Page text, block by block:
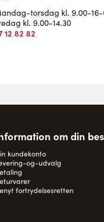
torsdag kl. 9.00-
kl. 9.00-14.30
12 82 82
om din
kundekonto
og-udvalg
fortrydelsesretten